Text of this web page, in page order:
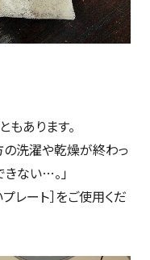
あります。
の洗濯や乾燥が終わっ
ない…。」
レート］をご使用くだ